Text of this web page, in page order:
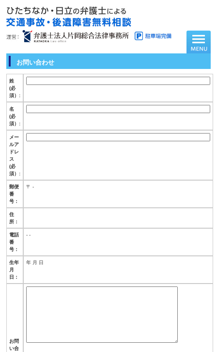
お問い合わせ
姓
(必
須）:
名
(必
須）:
メー
ルア
ドレ
ス
(必
須）:
郵便
番
号：
〒 -
住
所：
電話
番
号：
- -
生年
月
日：
年 月 日
お問
い合